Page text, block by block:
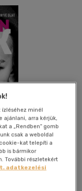
Megosztom
ízléséhez minél
ajánlani, arra kérjük,
a „Rendben” gomb
csak a weboldal
kat telepíti a
is bármikor
További részletekért
adatkezelési